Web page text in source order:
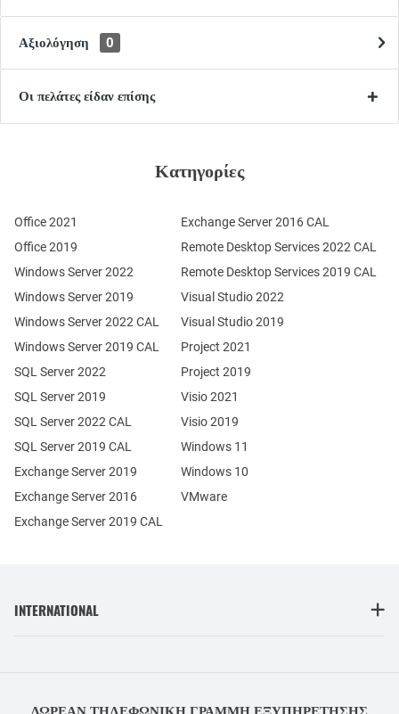
Αξιολόγηση 0
Οι πελάτες είδαν επίσης
Κατηγορίες
Office 2021
Office 2019
Windows Server 2022
Windows Server 2019
Exchange Server 2019
Exchange Server 2016
SQL Server 2022
SQL Server 2019
Windows Server 2022 CAL
Windows Server 2019 CAL
SQL Server 2022 CAL
SQL Server 2019 CAL
Remote Desktop Services 2022 CAL
Remote Desktop Services 2019 CAL
Exchange Server 2019 CAL
Exchange Server 2016 CAL
Visual Studio 2022
Visual Studio 2019
Project 2021
Project 2019
Visio 2021
Visio 2019
Windows 11
Windows 10
VMware
INTERNATIONAL
ΔΩΡΕΆΝ ΤΗΛΕΦΩΝΙΚΉ ΓΡΑΜΜΉ ΕΞΥΠΗΡΈΤΗΣΗΣ